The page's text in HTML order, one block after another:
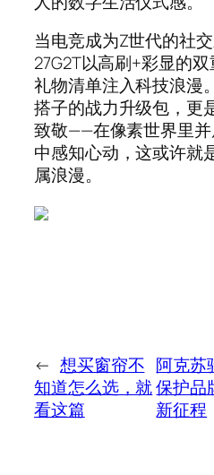
当电竞成为Z世代的社
27G2T以高刷+彩显的
礼物清单注入科技浪漫
搭子的战力升级包，更
致敬——在像素世界里
中感知心动，这或许就
属浪漫。
← 想买窗帘不
知道怎么选，就
看这篇
阿克苏
保护品
新征程